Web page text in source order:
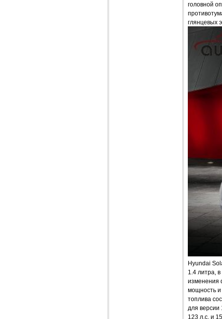
головной
глянцевых
Hyundai
1.4 литра,
изменения
мощность и
топлива
для версии
123 л.с. и